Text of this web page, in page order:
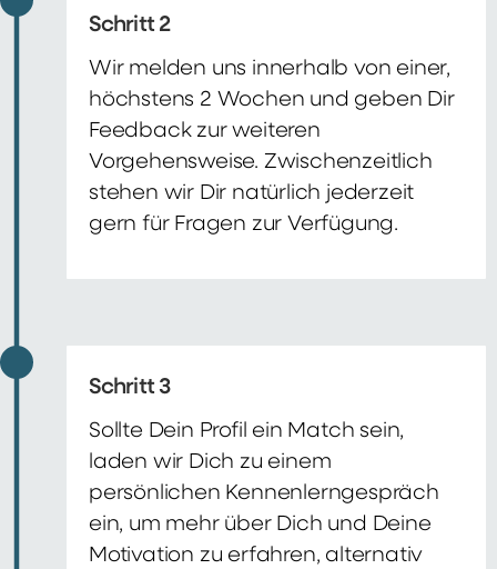
Schritt 2
Wir melden uns innerhalb von einer,
höchstens 2 Wochen und geben Dir
Feedback zur weiteren
Vorgehensweise. Zwischenzeitlich
stehen wir Dir natürlich jederzeit
gern für Fragen zur Verfügung.
Schritt 3
Sollte Dein Profil ein Match sein,
laden wir Dich zu einem
persönlichen Kennenlerngespräch
ein, um mehr über Dich und Deine
Motivation zu erfahren, alternativ